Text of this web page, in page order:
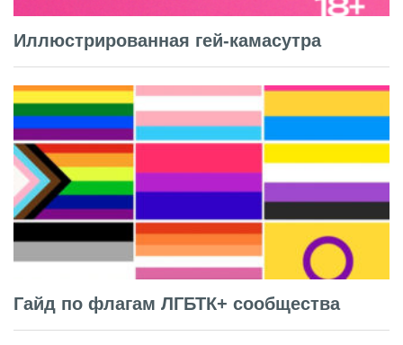
Иллюстрированная гей-камасутра
Гайд по флагам ЛГБТК+ сообщества